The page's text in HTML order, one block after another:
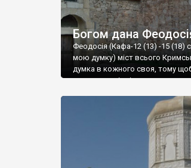
Богом дана
Феодосія (Кафа-12 (13) -15 (18)
мою думку) міст всього
думка в кожного своя, тому
запрошую відвідати це